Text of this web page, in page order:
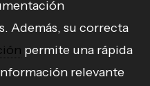
Además, su correcta
permite una rápida
relevante